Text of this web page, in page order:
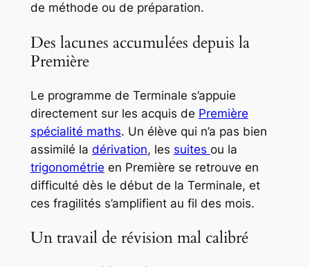
de méthode ou de préparation.
Des lacunes accumulées depuis la
Première
Le programme de Terminale s’appuie
directement sur les acquis de Première
spécialité maths. Un élève qui n’a pas bien
assimilé la dérivation, les suites ou la
trigonométrie en Première se retrouve en
difficulté dès le début de la Terminale, et
ces fragilités s’amplifient au fil des mois.
Un travail de révision mal calibré